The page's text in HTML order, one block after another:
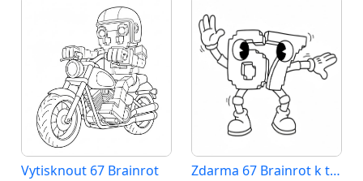
Vytisknout 67 Brainrot Zdarma 67 Brainrot k tisku